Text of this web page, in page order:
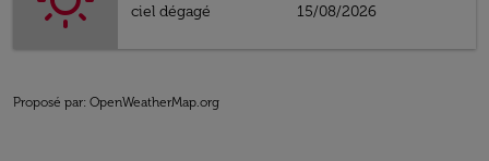
ciel dégagé
15/08/2026
Proposé par: OpenWeatherMap.org